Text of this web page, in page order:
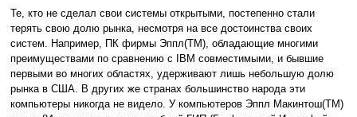
Те, кто не сделал свои системы открытыми, постепенно стали
терять свою долю рынка, несмотря на все достоинства своих
систем. Например, ПК фирмы Эппл(TM), обладающие многими
преимуществами по сравнению с IBM совместимыми, и бывшие
первыми во многих областях, удерживают лишь небольшую долю
рынка в США. В других же странах большинство народа эти
компьютеры никогда не видело. У компьютеров Эппл Макинтош(TM)